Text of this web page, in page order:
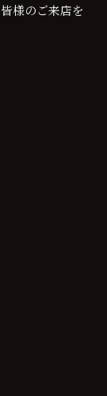
様のご来店を